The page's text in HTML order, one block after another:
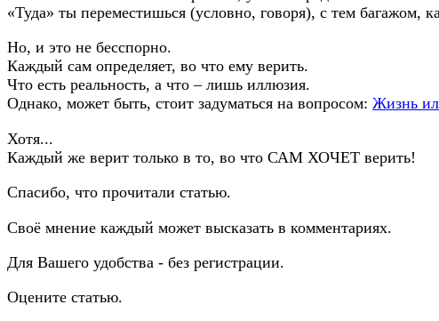
«Туда» ты переместишься (условно, говоря), с тем багажом,
Но, и это не бесспорно.
Каждый сам определяет, во что ему верить.
Что есть реальность, а что – лишь иллюзия.
Однако, может быть, стоит задуматься на вопросом: Жизнь
Хотя...
Каждый же верит только в то, во что САМ ХОЧЕТ верить!
Спасибо, что прочитали статью.
Своё мнение каждый может высказать в комментариях.
Для Вашего удобства - без регистрации.
Оцените статью.